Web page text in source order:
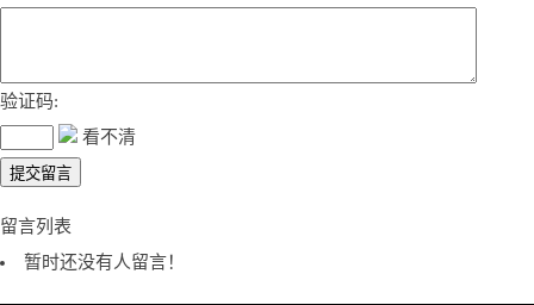
验证码:
看不清
留言列表
暂时还没有人留言！